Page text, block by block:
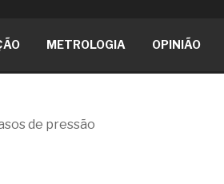
como estratégia
METROLOGIA OPINIÃO
de pressão